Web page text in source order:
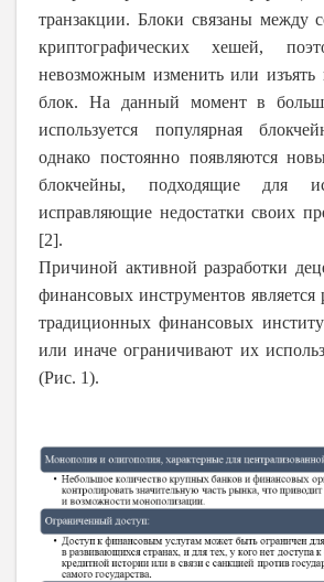
транзакции. Блоки связаны между
криптографических хешей,
невозможным изменить или изъять
блок. На данный момент в
используется популярная
однако постоянно появляются
блокчейны, подходящие для
исправляющие недостатки своих
[2].
Причиной активной разработки
финансовых инструментов является
традиционных финансовых
или иначе ограничивают их
(Рис. 1).